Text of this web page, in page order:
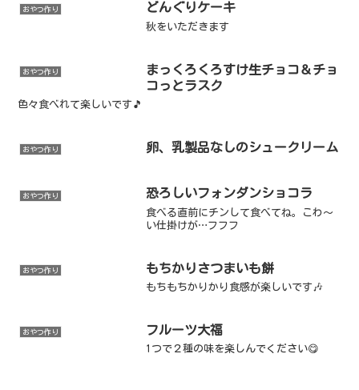
おやつ作り どんぐりケーキ
秋をいただきます
おやつ作り
まっくろくろすけ生チョコ＆チョ
コっとラスク
色々食べれて楽しいです🎵
おやつ作り 卵、乳製品なしのシュークリーム
おやつ作り 恐ろしいフォンダンショコラ
食べる直前にチンして食べてね。こわ～
い仕掛けが…フフフ
おやつ作り もちかりさつまいも餅
もちもちかりかり食感が楽しいです🎶
おやつ作り フルーツ大福
1つで２種の味を楽しんでください😋